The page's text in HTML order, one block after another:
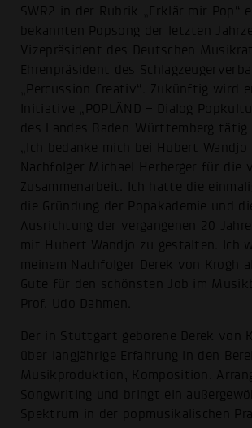
SWR2 in der Rubrik „Erklär mir Pop“
bekannten Popsong der letzten
Vizepräsident des Deutschen
Ehrenpräsident des
„Percussion Creativ“. Zukünftig wird
Initiative „POPLÄND – Dialog
des Landes Baden-Württemberg tätig
„Ich bedanke mich bei Hubert
Nachfolger Michael Herberger für die
Zusammenarbeit. Ich hatte die
die Gründung der Popakademie und
Ausrichtung der vergangenen 20
mit Hubert Wandjo zu gestalten. Ich
meinem Nachfolger Derek von Krogh
Gute für den schönsten Job im
Prof. Udo Dahmen.
Der in Stuttgart geborene Derek von
über langjährige Erfahrung in den
Musikproduktion, Komposition,
Songwriting und bringt ein
Spektrum in der popmusikalischen